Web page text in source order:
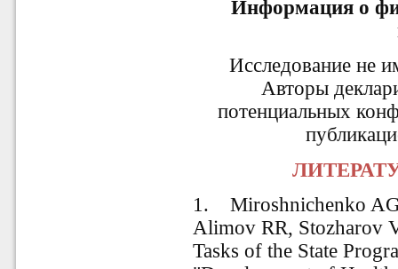
Информация о
Исследование не
Авторы
потенциальных
1. Miroshnichenko
Alimov RR, Stozharov
Tasks of the State